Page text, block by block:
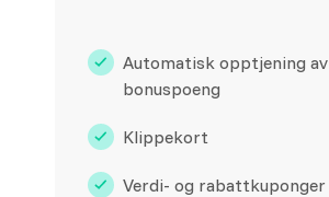
Automatisk opptjening av
bonuspoeng
Klippekort
Verdi- og rabattkuponger